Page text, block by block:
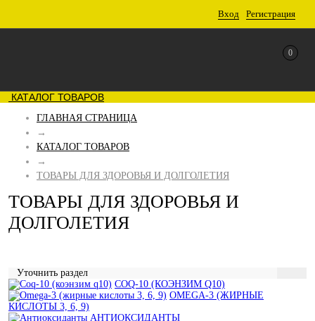
Вход Регистрация
0
КАТАЛОГ ТОВАРОВ
ГЛАВНАЯ СТРАНИЦА
→
КАТАЛОГ ТОВАРОВ
→
ТОВАРЫ ДЛЯ ЗДОРОВЬЯ И ДОЛГОЛЕТИЯ
ТОВАРЫ ДЛЯ ЗДОРОВЬЯ И
ДОЛГОЛЕТИЯ
Уточнить раздел
COQ-10 (КОЭНЗИМ Q10)
OMEGA-3 (ЖИРНЫЕ
КИСЛОТЫ 3, 6, 9)
АНТИОКСИДАНТЫ